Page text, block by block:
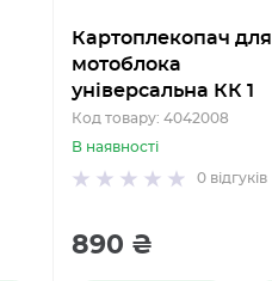
Картоплекопач для
мотоблока
універсальна КК 1
Код товару: 4042008
В наявності
0 відгуків
890 ₴